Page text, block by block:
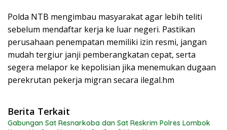
Polda NTB mengimbau masyarakat agar lebih teliti
sebelum mendaftar kerja ke luar negeri. Pastikan
perusahaan penempatan memiliki izin resmi, jangan
mudah tergiur janji pemberangkatan cepat, serta
segera melapor ke kepolisian jika menemukan dugaan
perekrutan pekerja migran secara ilegal.hm
Berita Terkait
Gabungan Sat Resnarkoba dan Sat Reskrim Polres Lombok